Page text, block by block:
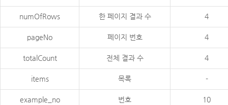
numOfRows 한 페이지 결과 수 4
pageNo 페이지 번호 4
totalCount 전체 결과 수 4
items 목록 -
example_no 번호 10